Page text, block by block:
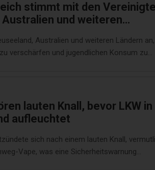
stimmt mit den
und weiteren
die
öffentlichen
Tour World
Australien und weiteren Ländern an,
verschärfen und jugendlichen Konsum zu
lauten Knall, bevor LKW in
aufleuchtet
sich nach einem lauten Knall,
Vape, was eine Sicherheitswarnung